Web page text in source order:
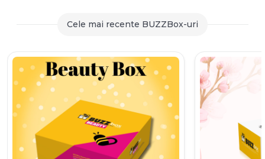
290,00 lei.
79,90 lei.
Cele mai recente BUZZBox-uri